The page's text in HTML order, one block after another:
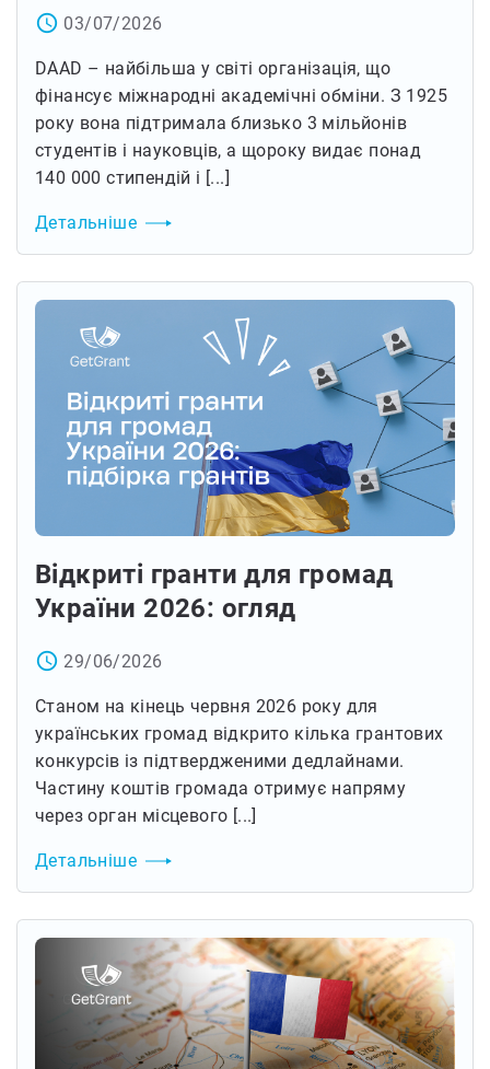
access_time 03/07/2026
DAAD – найбільша у світі організація, що
фінансує міжнародні академічні обміни. З 1925
року вона підтримала близько 3 мільйонів
студентів і науковців, а щороку видає понад
140 000 стипендій і [...]
Детальніше
Відкриті гранти для громад
України 2026: огляд
access_time 29/06/2026
Станом на кінець червня 2026 року для
українських громад відкрито кілька грантових
конкурсів із підтвердженими дедлайнами.
Частину коштів громада отримує напряму
через орган місцевого [...]
Детальніше